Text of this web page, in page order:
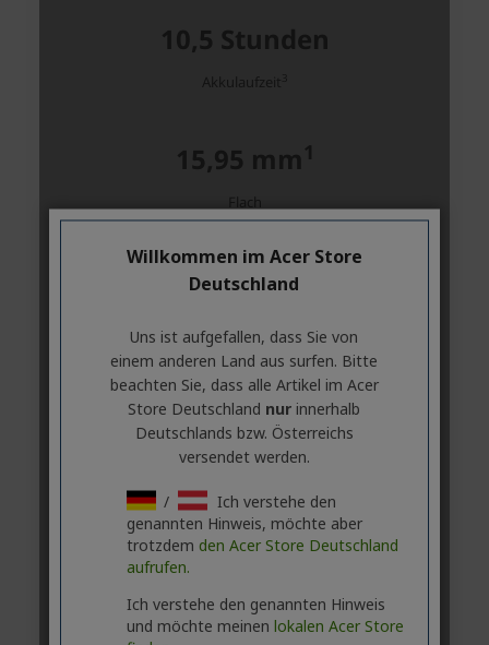
Willkommen im Acer Store
Deutschland
Uns ist aufgefallen, dass Sie von
einem anderen Land aus surfen. Bitte
beachten Sie, dass alle Artikel im Acer
Store Deutschland nur innerhalb
Deutschlands bzw. Österreichs
versendet werden.
/
Ich verstehe den
genannten Hinweis, möchte aber
trotzdem den Acer Store Deutschland
aufrufen.
Ich verstehe den genannten Hinweis
und möchte meinen lokalen Acer Store